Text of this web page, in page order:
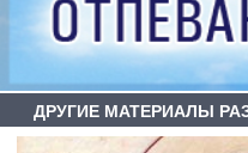
ДРУГИЕ МАТЕРИАЛЫ